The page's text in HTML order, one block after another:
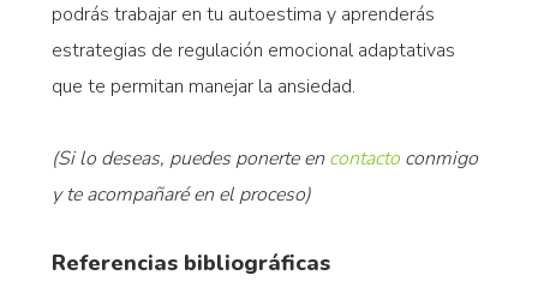
podrás trabajar en tu autoestima y aprenderás
estrategias de regulación emocional adaptativas
que te permitan manejar la ansiedad.
(Si lo deseas, puedes ponerte en contactoconmigo
y te acompañaré en el proceso)
Referencias bibliográficas